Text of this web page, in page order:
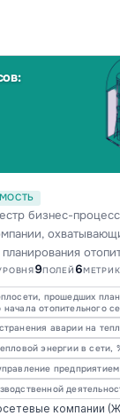
бизнес-
Включает
инфраструктуре.
9ПОЛЕЙ6МЕТРИК
прошедших
отопительного
аварии на
энергии в сети,
предприятием
компании